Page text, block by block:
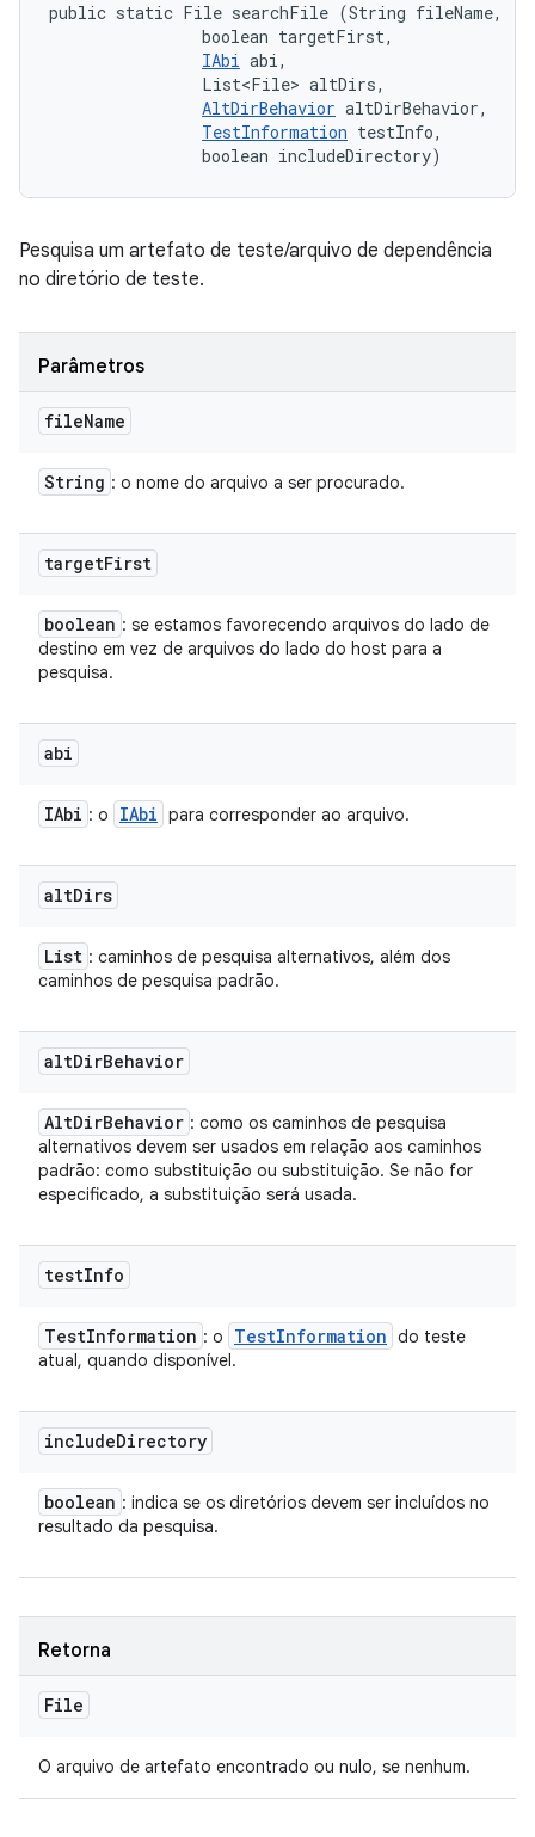
public static File searchFile (String fileName,
                boolean targetFirst,
IAbi abi,
                List<File> altDirs,
AltDirBehavior altDirBehavior,
TestInformation testInfo,
                boolean includeDirectory)
Pesquisa um artefato de teste/arquivo de dependência
no diretório de teste.
Parâmetros
fileName
String : o nome do arquivo a ser procurado.
targetFirst
boolean : se estamos favorecendo arquivos do lado de
destino em vez de arquivos do lado do host para a
pesquisa.
abi
IAbi : o IAbi para corresponder ao arquivo.
altDirs
List : caminhos de pesquisa alternativos, além dos
caminhos de pesquisa padrão.
altDirBehavior
AltDirBehavior : como os caminhos de pesquisa
alternativos devem ser usados em relação aos caminhos
padrão: como substituição ou substituição. Se não for
especificado, a substituição será usada.
testInfo
TestInformation : o TestInformation do teste
atual, quando disponível.
includeDirectory
boolean : indica se os diretórios devem ser incluídos no
resultado da pesquisa.
Retorna
File
O arquivo de artefato encontrado ou nulo, se nenhum.